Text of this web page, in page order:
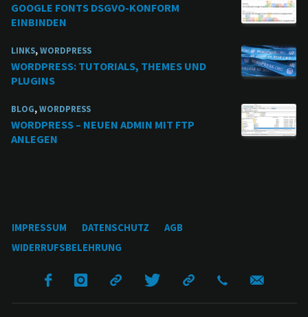
GOOGLE FONTS DSGVO-KONFORM
EINBINDEN
LINKS,WORDPRESS
WORDPRESS: TUTORIALS, THEMES UND
PLUGINS
BLOG,WORDPRESS
WORDPRESS – NEUEN ADMIN MIT FTP
ANLEGEN
IMPRESSUM DATENSCHUTZ
AGB
WIDERRUFSBELEHRUNG